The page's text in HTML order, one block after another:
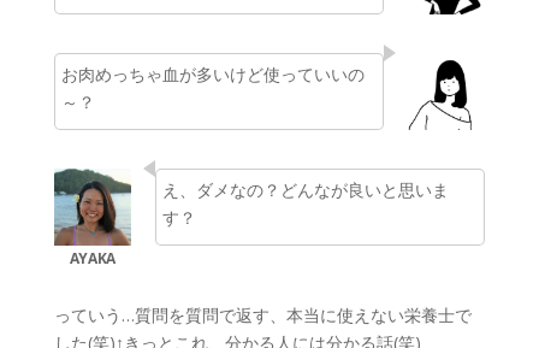
お肉めっちゃ血が多いけど使っていいの
～？
え、ダメなの？どんなが良いと思いま
す？
っていう…質問を質問で返す、本当に使えない栄養士で
した(笑)↑きっとこれ、分かる人には分かる話(笑)